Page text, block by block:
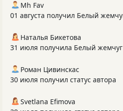
Mh Fav
01 августа получил Белый
Наталья Бикетова
31 июля получила Белый жемчуг
Роман Цивинскас
30 июля получил статус автора
Svetlana Efimova